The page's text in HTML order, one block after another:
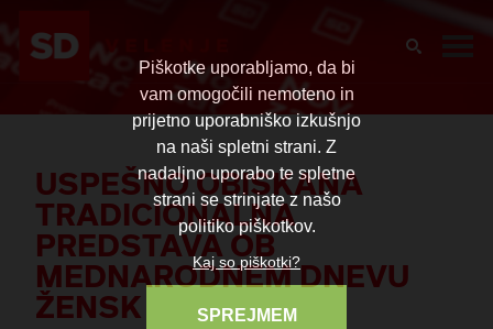
USPEŠNO OBISKANA
TRADICIONALNA
PREDSTAVA OB
MEDNARODNEM DNEVU
ŽENSK
Piškotke uporabljamo, da bi
vam omogočili nemoteno in
prijetno uporabniško izkušnjo
na naši spletni strani. Z
nadaljno uporabo te spletne
strani se strinjate z našo
politiko piškotkov.
Kaj so piškotki?
SPREJMEM